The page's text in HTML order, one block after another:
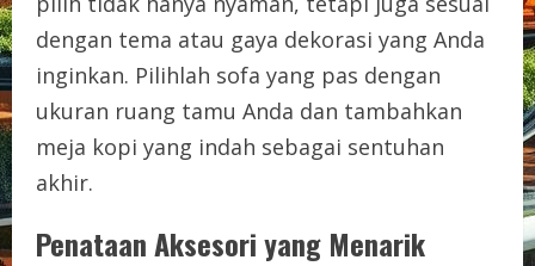
dengan tema atau gaya dekorasi yang Anda
inginkan. Pilihlah sofa yang pas dengan
ukuran ruang tamu Anda dan tambahkan
meja kopi yang indah sebagai sentuhan
akhir.
Penataan Aksesori yang Menarik